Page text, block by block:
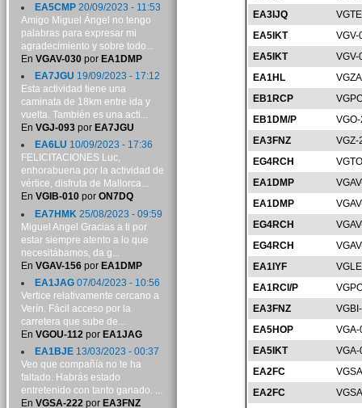
EA3IJQ
EA5IKT
VGV-
EA5IKT
VGV-
EA1HL
EB1RCP
EB1DM/P
EA3FNZ
VGZ-
EG4RCH
EA1DMP
EA1DMP
EG4RCH
EG4RCH
EA1IYF
EA1RCI/P
EA3FNZ
EA5HOP
EA5IKT
EA2FC
EA2FC
EA5CMP20/09/2023 - 11:53
Amigo Miguel Ángel no tengo
palabras para expresar mi
agradecimiento y sobre todo...
En VGAV-030por EA1DMP
EA7JGU 19/09/2023 - 17:12
Esta actividad tiene una
caminata de 18km entre ida y
vuelta. También es una acti...
En VGJ-093por EA7JGU
EA6LU 10/09/2023 - 17:36
FELICITACIONES Luc,
enhorabuena por la actividad de
vértice, disfruta de Mallorca...
En VGIB-010por ON7DQ
EA7HMK 25/08/2023 - 09:59
Miguel Angel Gracias a ti por
estar siempre atento a lo que
necesitábamos, da g...
En VGAV-156por EA1DMP
EA1JAG07/04/2023 - 10:56
Vertice relativamente cercano a
Verín. Fácil acceso por la
carretera que sube de...
En VGOU-112por EA1JAG
EA1BJE13/03/2023 - 00:37
Veo que compañía no te ha
faltado. Habrás estado
entretenido con tanto ganado. ...
En VGSA-222por EA3FNZ